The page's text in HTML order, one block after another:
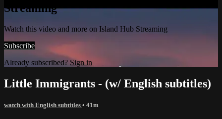
Streaming
Watch this video and more on Island Hub Streaming
Subscribe
Already subscribed? Sign in
Little Immigrants - (w/ English subtitles)
watch with English subtitles • 41m